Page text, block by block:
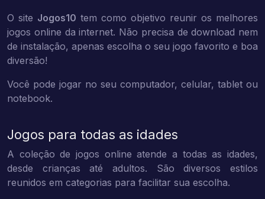
O site Jogos10 tem como objetivo reunir os melhores
jogos online da internet. Não precisa de download nem
de instalação, apenas escolha o seu jogo favorito e boa
diversão!
Você pode jogar no seu computador, celular, tablet ou
notebook.
Jogos para todas as idades
A coleção de jogos online atende a todas as idades,
desde crianças até adultos. São diversos estilos
reunidos em categorias para facilitar sua escolha.